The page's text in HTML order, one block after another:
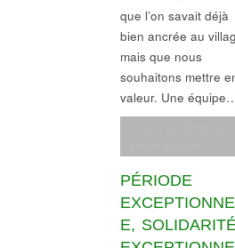
que l’on savait déjà
bien ancrée au
mais que nous
souhaitons mettre
valeur. Une
PÉRIODE
E,